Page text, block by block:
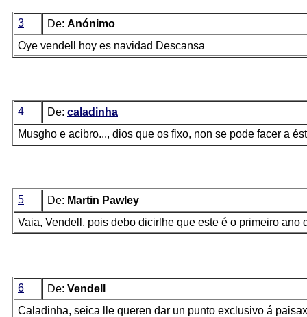
3 De: Anónimo
Oye vendell hoy es navidad Descansa
4 De: caladinha
Musgho e acibro..., dios que os fixo, non se pode facer a
5 De: Martin Pawley
Vaia, Vendell, pois debo dicirlhe que este é o primeiro
6 De: Vendell
Caladinha, seica lle queren dar un punto exclusivo á